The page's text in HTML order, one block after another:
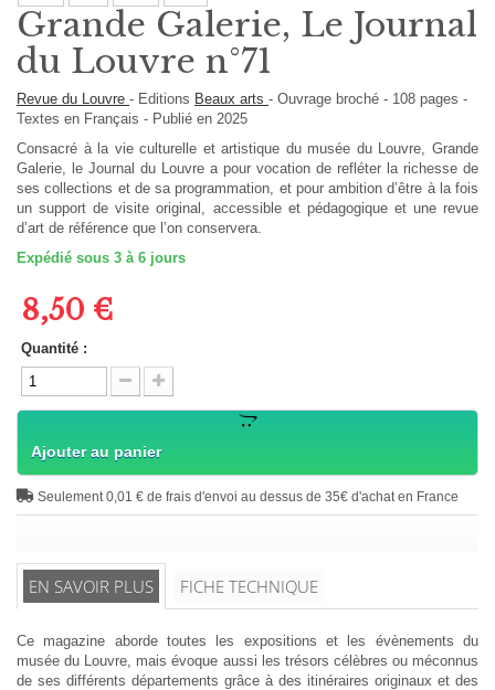
Grande Galerie, Le Journal
du Louvre n°71
Revue du Louvre - Editions Beaux arts - Ouvrage broché - 108 pages -
Textes en Français - Publié en 2025
Consacré à la vie culturelle et artistique du musée du Louvre, Grande
Galerie, le Journal du Louvre a pour vocation de refléter la richesse de
ses collections et de sa programmation, et pour ambition d’être à la fois
un support de visite original, accessible et pédagogique et une revue
d’art de référence que l’on conservera.
Expédié sous 3 à 6 jours
8,50 €
Quantité :
Ajouter au panier
Seulement 0,01 € de frais d'envoi au dessus de 35€ d'achat en France
EN SAVOIR PLUS FICHE TECHNIQUE
Ce magazine aborde toutes les expositions et les évènements du
musée du Louvre, mais évoque aussi les trésors célèbres ou méconnus
de ses différents départements grâce à des itinéraires originaux et des